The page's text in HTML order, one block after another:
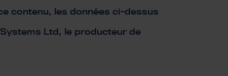
contenu, les données ci-dessus
Ltd, le producteur de